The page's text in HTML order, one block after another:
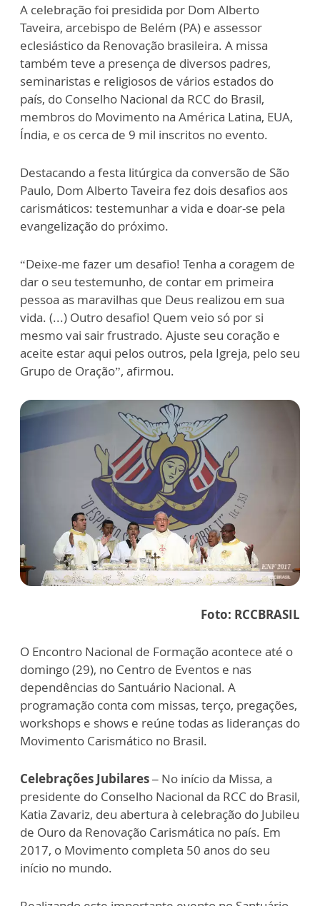
A celebração foi presidida por Dom Alberto
Taveira, arcebispo de Belém (PA) e assessor
eclesiástico da Renovação brasileira. A missa
também teve a presença de diversos padres,
seminaristas e religiosos de vários estados do
país, do Conselho Nacional da RCC do Brasil,
membros do Movimento na América Latina, EUA,
Índia, e os cerca de 9 mil inscritos no evento.
Destacando a festa litúrgica da conversão de São
Paulo, Dom Alberto Taveira fez dois desafios aos
carismáticos: testemunhar a vida e doar-se pela
evangelização do próximo.
“Deixe-me fazer um desafio! Tenha a coragem de
dar o seu testemunho, de contar em primeira
pessoa as maravilhas que Deus realizou em sua
vida. (...) Outro desafio! Quem veio só por si
mesmo vai sair frustrado. Ajuste seu coração e
aceite estar aqui pelos outros, pela Igreja, pelo seu
Grupo de Oração”, afirmou.
Foto: RCCBRASIL
O Encontro Nacional de Formação acontece até o
domingo (29), no Centro de Eventos e nas
dependências do Santuário Nacional. A
programação conta com missas, terço, pregações,
workshops e shows e reúne todas as lideranças do
Movimento Carismático no Brasil.
Celebrações Jubilares – No início da Missa, a
presidente do Conselho Nacional da RCC do Brasil,
Katia Zavariz, deu abertura à celebração do Jubileu
de Ouro da Renovação Carismática no país. Em
2017, o Movimento completa 50 anos do seu
início no mundo.